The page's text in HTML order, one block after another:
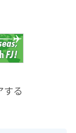
する